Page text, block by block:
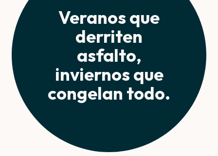
Veranos que
derriten
asfalto,
inviernos que
congelan todo.